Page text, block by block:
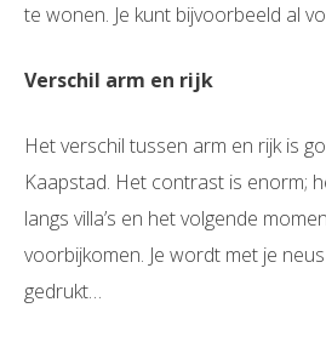
te wonen. Je kunt bijvoorbeeld al
Verschil arm en rijk
Het verschil tussen arm en rijk is
Kaapstad. Het contrast is enorm;
langs villa’s en het volgende
voorbijkomen. Je wordt met je
gedrukt…